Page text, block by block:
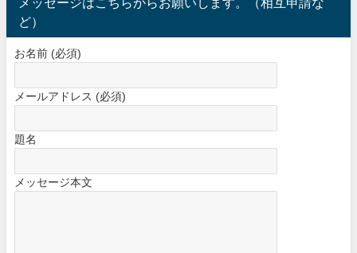
ど）
お名前 (必須)
メールアドレス (必須)
題名
メッセージ本文